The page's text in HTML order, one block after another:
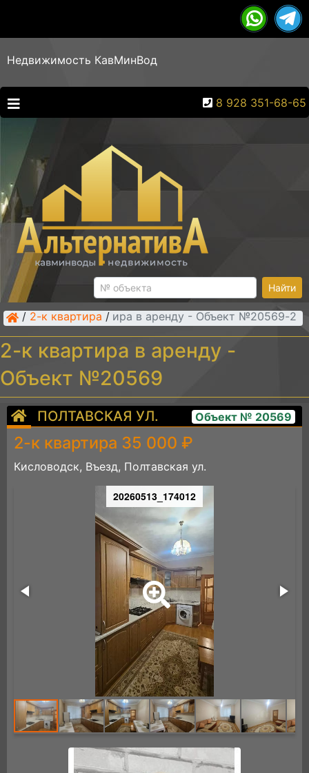
Недвижимость КавМинВод
8 928 351-68-65
Найти
/ 2-к квартира / 2-к квартира в аренду - Объект №20569
2-к квартира в аренду -
Объект №20569
ПОЛТАВСКАЯ УЛ. Объект № 20569
2-к квартира 35 000 ₽
Кисловодск, Въезд, Полтавская ул.
20260513_174012